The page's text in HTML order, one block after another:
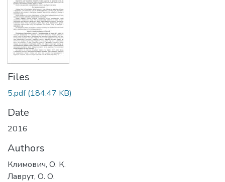
Files
5.pdf(184.47 KB)
Date
2016
Authors
Климович, О. К.
Лаврут, О. О.